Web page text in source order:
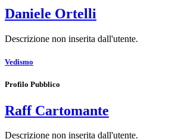
Daniele Ortelli
Descrizione non inserita dall'utente.
Vedismo
Profilo Pubblico
Raff Cartomante
Descrizione non inserita dall'utente.